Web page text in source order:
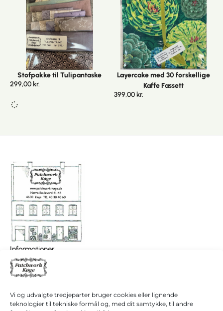
Vi og udvalgte tredjeparter bruger cookies eller lignende
teknologier til tekniske formål og, med dit samtykke, til andre
I
alt
0,00kr.
Køb for
1.000,00kr.
fragt!
Stofpakke til Tulipantaske
299,00 kr.
Layercake med 30 forskellige
Kaffe Fassett
399,00 kr.
Informationer
Patchwork Køge/ Patchwork Butikken
+45 40 38 40 60
Kontakt os
Butikken
Mandag - tirsdag: 10:00 - 16.30